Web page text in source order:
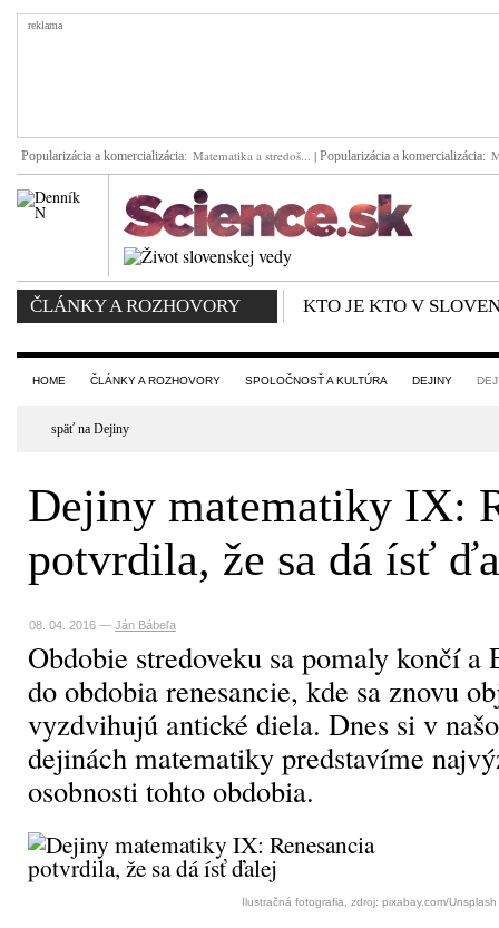
reklama
Popularizácia a komercializácia: Matematika a stredoš... | Popularizácia a komercializácia:
ČLÁNKY A ROZHOVORY KTO JE KTO V
HOME ČLÁNKY A ROZHOVORY SPOLOČNOSŤ A KULTÚRA DEJINY
späť na Dejiny
Dejiny matematiky IX:
potvrdila, že sa dá ísť
08. 04. 2016 — Ján Bábeľa
Obdobie stredoveku sa pomaly končí a
do obdobia renesancie, kde sa znovu
vyzdvihujú antické diela. Dnes si v
dejinách matematiky predstavíme
osobnosti tohto obdobia.
Ilustračná fotografia, zdroj: pixabay.com/Unsplash